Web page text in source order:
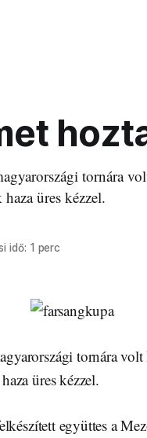
tornára
üres kézzel.
idő: 1 perc
tornára
üres kézzel.
együttes a